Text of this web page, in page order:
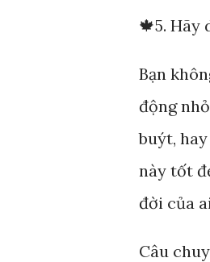
🍁5. Hãy
Bạn
động
buýt,
này tốt
đời của
Câu